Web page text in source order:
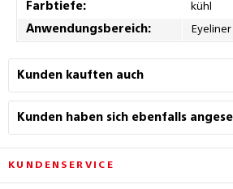
Farbtiefe:
kühl
Anwendungsbereich:
Eyeliner
Kunden kauften auch
Kunden haben sich ebenfalls
KUNDENSERVICE